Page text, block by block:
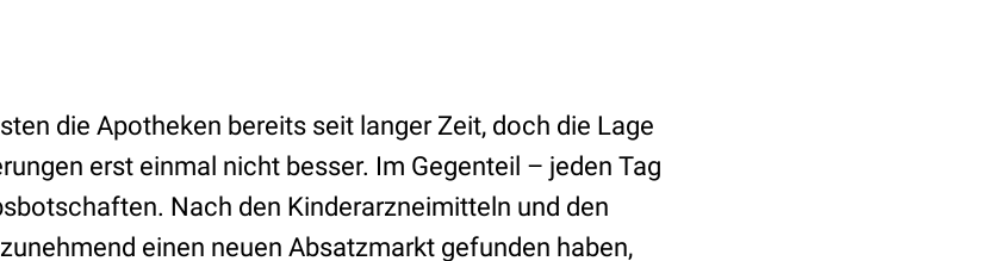
die Apotheken bereits seit langer Zeit, doch die Lage
erst einmal nicht besser. Im Gegenteil – jeden Tag
Nach den Kinderarzneimitteln und den
einen neuen Absatzmarkt gefunden haben,